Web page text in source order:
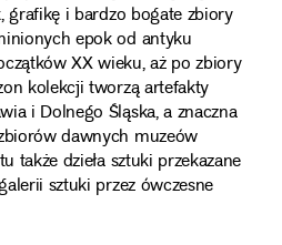
grafikę i bardzo bogate zbiory
epok od antyku
XX wieku, aż po zbiory
kolekcji tworzą artefakty
i Dolnego Śląska, a znaczna
dawnych muzeów
także dzieła sztuki przekazane
sztuki przez ówczesne